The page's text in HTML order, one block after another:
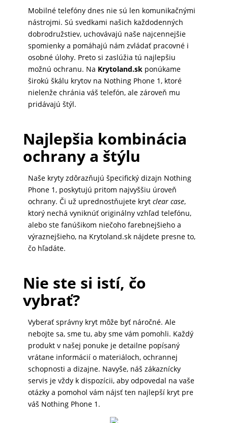
GAMING
AUTOPRÍSLUŠENSTVO
SMART
DOMÁCNOSŤ
POPSOCKETY
HODINKY
SPOTREBIČE
Mobilné telefóny dnes nie sú len komunikačnými
nástrojmi. Sú svedkami našich každodenných
dobrodružstiev, uchovávajú naše najcennejšie
spomienky a pomáhajú nám zvládať pracovné i
osobné úlohy. Preto si zaslúžia tú najlepšiu
možnú ochranu. Na Krytoland.skponúkame
širokú škálu krytov na Nothing Phone 1, ktoré
nielenže chránia váš telefón, ale zároveň mu
pridávajú štýl.
Najlepšia kombinácia
ochrany a štýlu
Naše kryty zdôrazňujú špecifický dizajn Nothing
Phone 1, poskytujú pritom najvyššiu úroveň
ochrany. Či už uprednostňujete kryt clear case,
ktorý nechá vyniknúť originálny vzhľad telefónu,
alebo ste fanúšikom niečoho farebnejšieho a
výraznejšieho, na Krytoland.sk nájdete presne to,
čo hľadáte.
Nie ste si istí, čo
vybrať?
Vyberať správny kryt môže byť náročné. Ale
nebojte sa, sme tu, aby sme vám pomohli. Každý
produkt v našej ponuke je detailne popísaný
vrátane informácií o materiáloch, ochrannej
schopnosti a dizajne. Navyše, náš zákaznícky
servis je vždy k dispozícii, aby odpovedal na vaše
otázky a pomohol vám nájsť ten najlepší kryt pre
váš Nothing Phone 1.